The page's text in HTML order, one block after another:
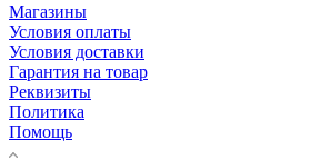
Магазины
Условия оплаты
Условия доставки
Гарантия на товар
Реквизиты
Политика
Помощь